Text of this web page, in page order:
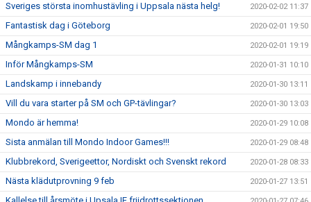
Sveriges största inomhustävling i Uppsala nästa helg! 2020-02-02 11:37
Fantastisk dag i Göteborg 2020-02-01 19:50
Mångkamps-SM dag 1 2020-02-01 19:19
Inför Mångkamps-SM 2020-01-31 10:10
Landskamp i innebandy 2020-01-30 13:11
Vill du vara starter på SM och GP-tävlingar? 2020-01-30 13:03
Mondo är hemma! 2020-01-29 10:08
Sista anmälan till Mondo Indoor Games!!! 2020-01-29 08:48
Klubbrekord, Sverigeettor, Nordiskt och Svenskt rekord 2020-01-28 08:33
Nästa klädutprovning 9 feb 2020-01-27 13:51